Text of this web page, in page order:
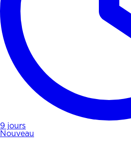
9 jours
Nouveau